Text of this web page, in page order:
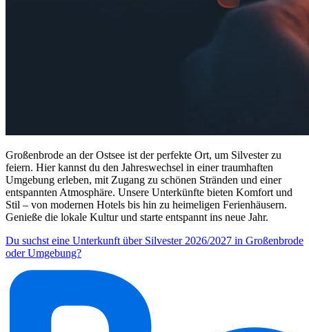
Großenbrode an der Ostsee ist der perfekte Ort, um Silvester zu
feiern. Hier kannst du den Jahreswechsel in einer traumhaften
Umgebung erleben, mit Zugang zu schönen Stränden und einer
entspannten Atmosphäre. Unsere Unterkünfte bieten Komfort und
Stil – von modernen Hotels bis hin zu heimeligen Ferienhäusern.
Genieße die lokale Kultur und starte entspannt ins neue Jahr.
Du suchst eine Unterkunft über Silvester 2026/2027 in Großenbrode
oder Umgebung?